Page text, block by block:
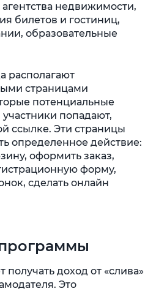
недвижимости,
билетов и гостиниц,
образовательные
располагают
страницами
потенциальные
попадают,
ссылке. Эти страницы
определенное действие:
оформить заказ,
форму,
сделать онлайн
доход от «слива»
Это